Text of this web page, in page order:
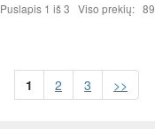
Puslapis 1 iš 3 Viso prekių: 89
1 2 3 >>